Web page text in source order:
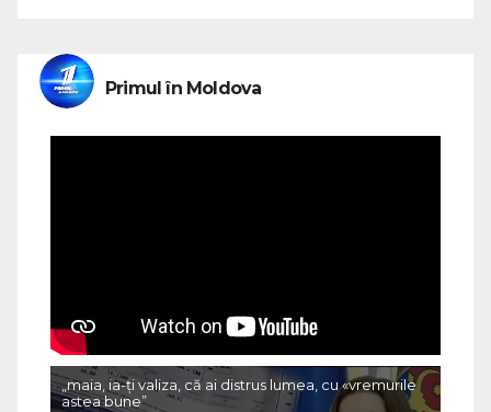
Primul în Moldova
„maia, ia-ți valiza, că ai distrus lumea, cu «vremurile
astea bune”